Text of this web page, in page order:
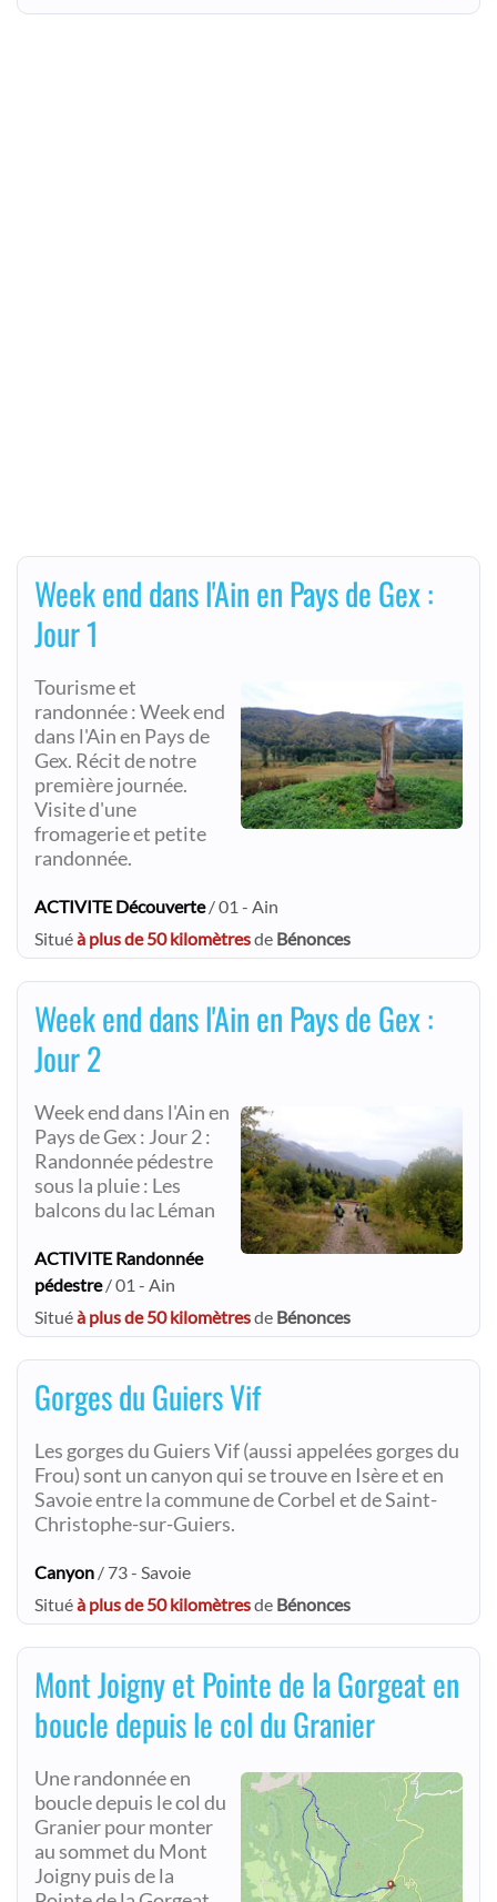
Week end dans l'Ain en Pays de Gex :
Jour 1
Tourisme et
randonnée : Week end
dans l'Ain en Pays de
Gex. Récit de notre
première journée.
Visite d'une
fromagerie et petite
randonnée.
ACTIVITE Découverte/ 01 - Ain
Situéà plus de 50 kilomètresde Bénonces
Week end dans l'Ain en Pays de Gex :
Jour 2
Week end dans l'Ain en
Pays de Gex : Jour 2 :
Randonnée pédestre
sous la pluie : Les
balcons du lac Léman
ACTIVITE Randonnée
pédestre/ 01 - Ain
Situéà plus de 50 kilomètresde Bénonces
Gorges du Guiers Vif
Les gorges du Guiers Vif (aussi appelées gorges du
Frou) sont un canyon qui se trouve en Isère et en
Savoie entre la commune de Corbel et de Saint-
Christophe-sur-Guiers.
Canyon / 73 - Savoie
Situéà plus de 50 kilomètresde Bénonces
Mont Joigny et Pointe de la Gorgeat en
boucle depuis le col du Granier
Une randonnée en
boucle depuis le col du
Granier pour monter
au sommet du Mont
Joigny puis de la